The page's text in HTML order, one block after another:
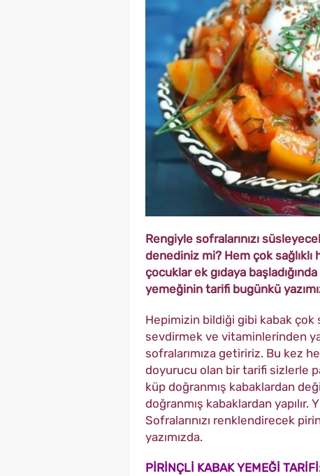
Rengiyle sofralarınızı
denediniz mi? Hem çok
çocuklar ek gıdaya
yemeğinin tarifi bugünkü
Hepimizin bildiği gibi kabak çok
sevdirmek ve vitaminlerinden
sofralarımıza getiririz. Bu kez
doyurucu olan bir tarifi sizlerle
küp doğranmış kabaklardan
doğranmış kabaklardan
Sofralarınızı renklendirecek
yazımızda.
PİRİNÇLİ KABAK YEMEĞİ